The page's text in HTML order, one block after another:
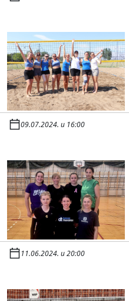
09.07.2024. u 16:00
11.06.2024. u 20:00